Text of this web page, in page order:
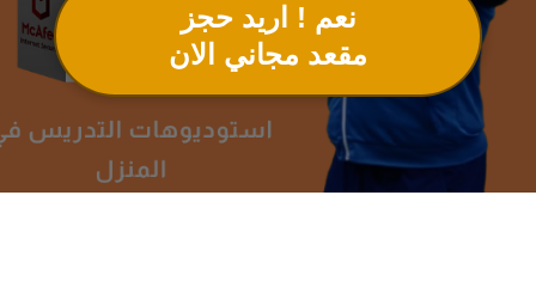
نعم ! اريد حجز
مقعد مجاني الان